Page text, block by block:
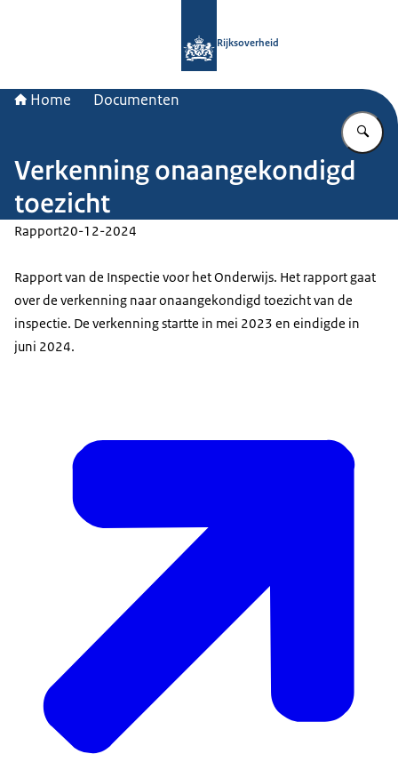
Rijksoverheid
Home Documenten
Verkenning onaangekondigd
toezicht
Rapport20-12-2024
Rapport van de Inspectie voor het Onderwijs. Het rapport gaat
over de verkenning naar onaangekondigd toezicht van de
inspectie. De verkenning startte in mei 2023 en eindigde in
juni 2024.